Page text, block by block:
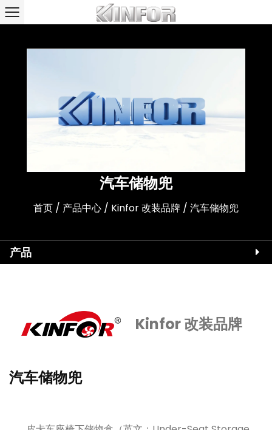
汽车储物兜
首页 / 产品中心 / Kinfor 改装品牌 / 汽车储物兜
产品
Kinfor 改装品牌
汽车储物兜